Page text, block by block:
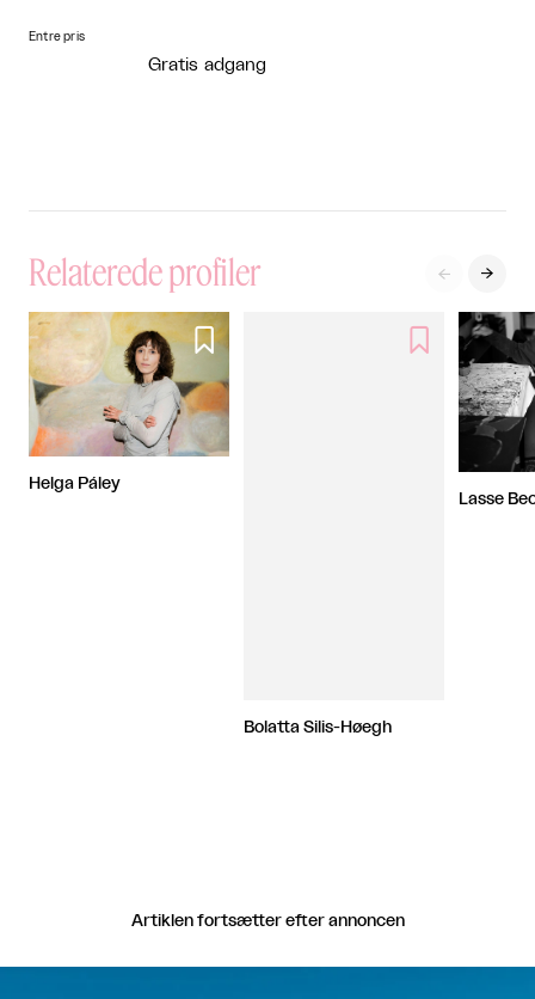
Entre pris
Gratis adgang
Relaterede profiler  

Helga Páley

Bolatta Silis-Høegh
Lasse
Artiklen fortsætter efter annoncen